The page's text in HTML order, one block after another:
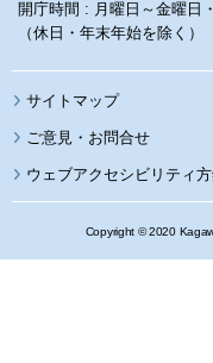
開庁時間 : 月曜日～金曜日
（休日・年末年始を除く）
サイトマップ
ウェブアクセシビリティ
Copyright © 2020